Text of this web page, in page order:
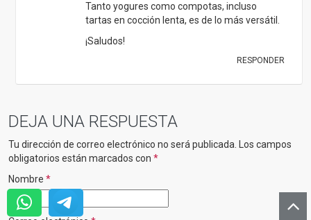
Tanto yogures como compotas, incluso
tartas en cocción lenta, es de lo más versátil.
¡Saludos!
RESPONDER
DEJA UNA RESPUESTA
Tu dirección de correo electrónico no será publicada. Los campos
obligatorios están marcados con *
Nombre *